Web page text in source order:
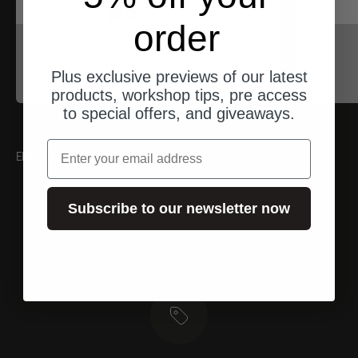
Proxxon
Angebot
$17.00
EMPFEHLUNGEN
order
Plus exclusive previews of our latest
products, workshop tips, pre access
to special offers, and giveaways.
Email
Subscribe to our newsletter now